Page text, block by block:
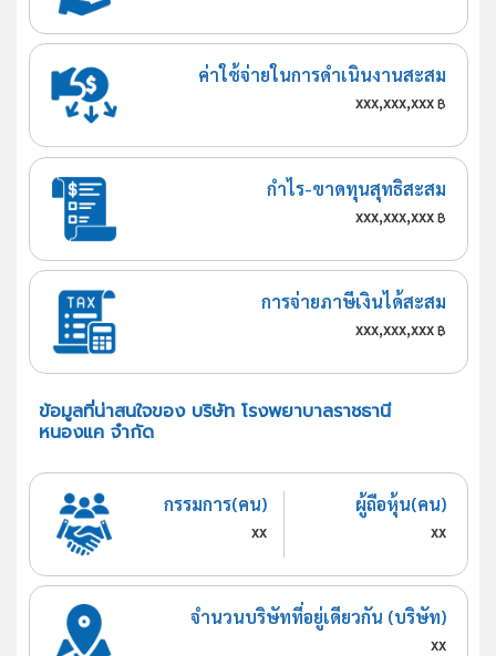
ค่าใช้จ่ายในการดำเนินงานสะสม
xxx,xxx,xxx฿
กำไร-ขาดทุนสุทธิสะสม
xxx,xxx,xxx฿
การจ่ายภาษีเงินได้สะสม
xxx,xxx,xxx฿
ข้อมูลที่น่าสนใจของ บริษัท โรงพยาบาลราชธานี
หนองแค จำกัด
กรรมการ(คน)
xx
ผู้ถือหุ้น(คน)
xx
จำนวนบริษัทที่อยู่เดียวกัน (บริษัท)
xx